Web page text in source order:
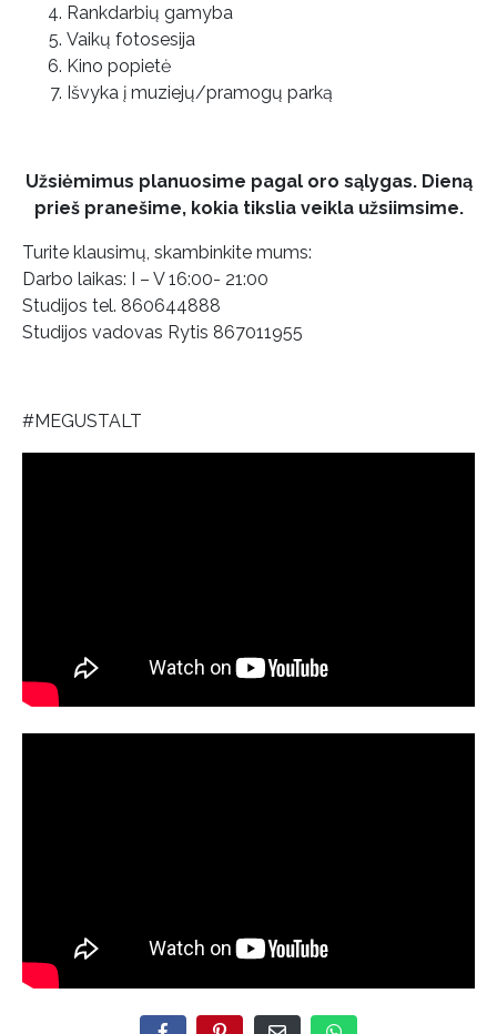
Rankdarbių gamyba
Vaikų fotosesija
Kino popietė
Išvyka į muziejų/pramogų parką
Užsiėmimus planuosime pagal oro sąlygas. Dieną
prieš pranešime, kokia tikslia veikla užsiimsime.
Turite klausimų, skambinkite mums:
Darbo laikas: I – V 16:00- 21:00
Studijos tel. 860644888
Studijos vadovas Rytis 867011955
#MEGUSTALT